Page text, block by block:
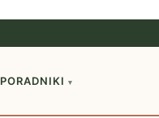
PORADNIKI ▾